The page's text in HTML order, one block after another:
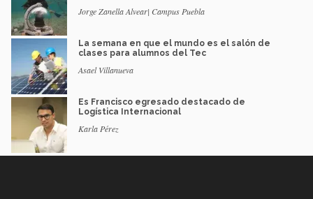
Jorge Zanella Alvear| Campus Puebla
La semana en que el mundo es el salón de
clases para alumnos del Tec
Asael Villanueva
Es Francisco egresado destacado de
Logística Internacional
Karla Pérez